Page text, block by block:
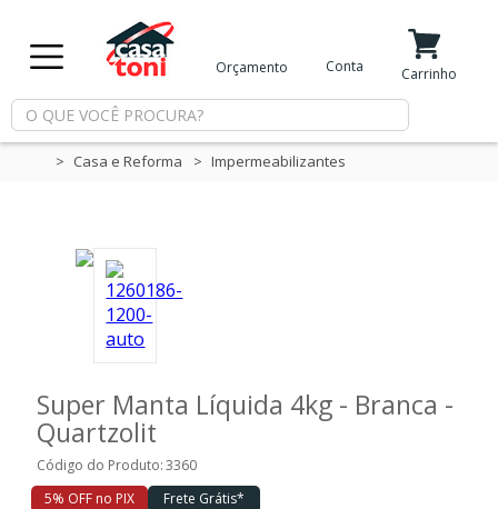
Minha Conta
Meus Favoritos
Departamentos
Limpeza
Piscina
Orçamento Conta Carrinho
Casa e Reforma Impermeabilizantes
Super Manta Líquida 4kg - Branca -
Quartzolit
Código do Produto: 3360
5% OFF no PIX
Frete Grátis*